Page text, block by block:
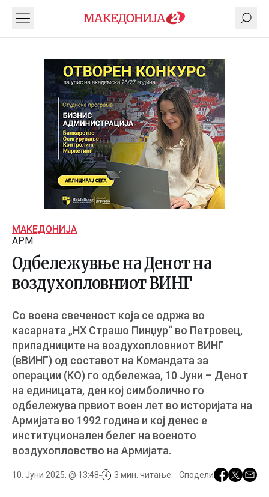
МАКЕДОНИЈА
АРМ
Одбележувње на Денот на
воздухопловниот ВИНГ
Со воена свеченост која се одржа во
касарната „НХ Страшо Пинџур“ во Петровец,
припадниците на воздухопловниот ВИНГ
(вВИНГ) од составот на Командата за
операции (КО) го одбележаа, 10 Јуни – Денот
на единицата, ден кој симболично го
одбележува првиот воен лет во историјата на
Армијата во 1992 година и кој денес е
институционален белег на военото
воздухопловство на Армијата.
10. Јуни 2025. @ 13:48 3 мин. читање Сподели